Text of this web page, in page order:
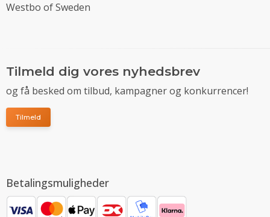
Westbo of Sweden
Tilmeld dig vores nyhedsbrev
og få besked om tilbud, kampagner og konkurrencer!
Tilmeld
Betalingsmuligheder